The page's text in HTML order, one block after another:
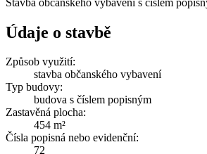
Údaje o stavbě
Způsob využití:
stavba občanského vybavení
Typ budovy:
budova s číslem popisným
Zastavěná plocha:
454 m²
Čísla popisná nebo evidenční:
72